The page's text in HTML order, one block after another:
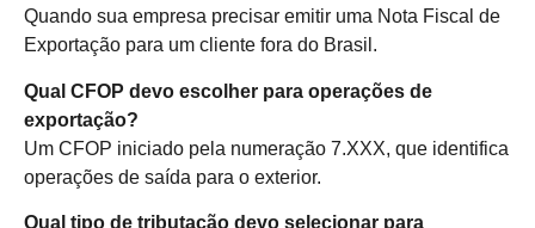
Quando sua empresa precisar emitir uma Nota Fiscal de
Exportação para um cliente fora do Brasil.
Qual CFOP devo escolher para operações de
exportação?
Um CFOP iniciado pela numeração 7.XXX, que identifica
operações de saída para o exterior.
Qual tipo de tributação devo selecionar para